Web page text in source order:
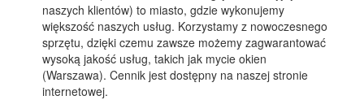
naszych klientów) to miasto, gdzie wykonujemy
większość naszych usług. Korzystamy z nowoczesnego
sprzętu, dzięki czemu zawsze możemy zagwarantować
wysoką jakość usług, takich jak mycie okien
(Warszawa). Cennik jest dostępny na naszej stronie
internetowej.